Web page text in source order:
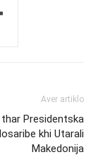
Aver artiklo
Presidentska
khi Utarali
Makedonija